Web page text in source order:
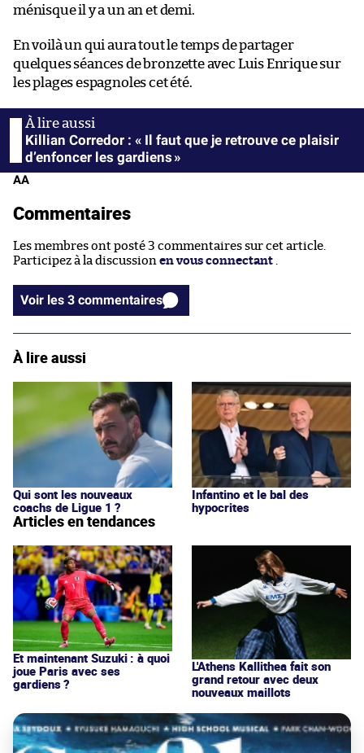
ménisque il y a un an et demi.
En voilà un qui aura tout le temps de partager
quelques séances de bronzette avec Luis Enrique sur
les plages espagnoles cet été.
Killian Corredor : « Il faut que je retrouve ce plaisir
d’enfoncer les gardiens »
AA
Commentaires
Les membres ont posté 3 commentaires sur cet article.
Participez à la discussion en vous connectant .
Voir les 3 commentaires
À lire aussi
Qui sont les nouveaux
coachs de Ligue 1 ?
Infantino et le bal des
hypocrites
Articles en tendances
Et maintenant Suzuki : à quoi
joue Paris avec ses
gardiens ?
L'Athens Kallithea fait son
grand retour avec deux
nouveaux maillots